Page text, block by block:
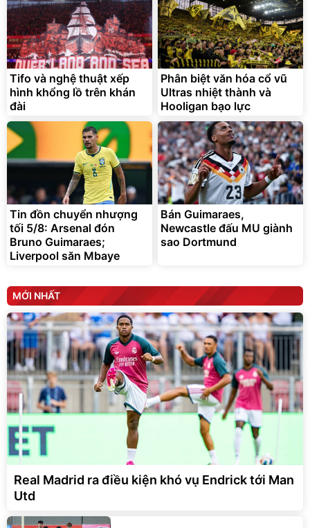
Tifo và nghệ thuật xếp
hình khổng lồ trên khán
đài
Phân biệt văn hóa cổ vũ
Ultras nhiệt thành và
Hooligan bạo lực
Tin đồn chuyển nhượng
tối 5/8: Arsenal đón
Bruno Guimaraes;
Liverpool săn Mbaye
Bán Guimaraes,
Newcastle đấu MU giành
sao Dortmund
MỚI NHẤT
Real Madrid ra điều kiện khó vụ Endrick tới Man
Utd